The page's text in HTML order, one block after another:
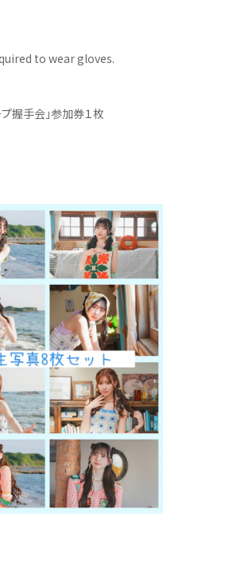
to wear gloves.
握手会」参加券１枚